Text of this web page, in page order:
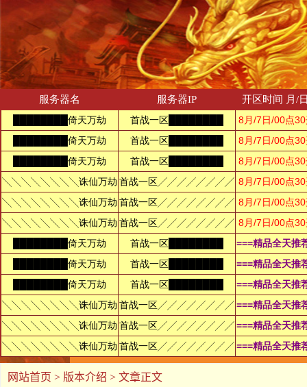
网站首页 > 版本介绍 > 文章正文